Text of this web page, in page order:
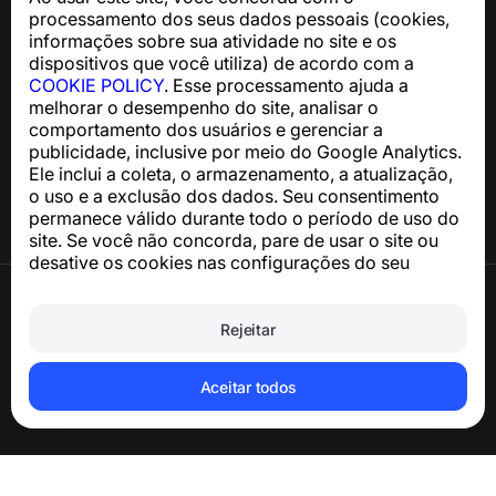
processamento dos seus dados pessoais (cookies,
informações sobre sua atividade no site e os
dispositivos que você utiliza) de acordo com a
COOKIE POLICY. Esse processamento ajuda a
melhorar o desempenho do site, analisar o
comportamento dos usuários e gerenciar a
publicidade, inclusive por meio do Google Analytics.
Ele inclui a coleta, o armazenamento, a atualização,
o uso e a exclusão dos dados. Seu consentimento
permanece válido durante todo o período de uso do
site. Se você não concorda, pare de usar o site ou
desative os cookies nas configurações do seu
Rejeitar
Aceitar todos
support@numbuster.com
Central de Ajuda
Notícias e Artigos
Sobre o projeto
Contatos
Excluir a conta e os dados pessoais